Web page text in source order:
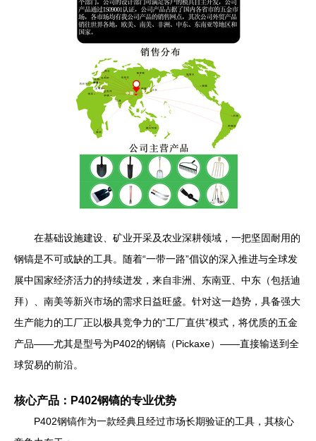
在基础设施建设、矿业开采及农业深耕领域，一把坚固耐用的
钢镐是不可或缺的工具。随着“一带一路”倡议的深入推进与全球发
展中国家经济活力的持续迸发，来自非洲、东南亚、中东（包括迪
拜）、南美等新兴市场的需求日益旺盛。针对这一趋势，具备强大
生产能力的工厂正以极具竞争力的“工厂直供”模式，将优质的五金
产品——尤其是型号为P402的钢镐（Pickaxe）——直接输送到全
球贸易的前沿。
核心产品：P402钢镐的专业优势
P402钢镐作为一款经典且经过市场长期验证的工具，其核心